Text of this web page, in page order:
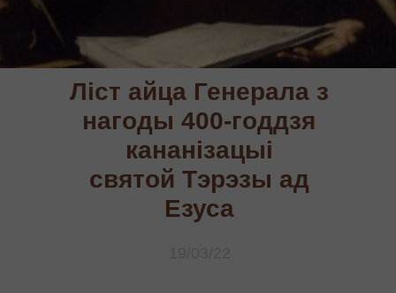
Ліст айца Генерала з
нагоды 400-годдзя
кананізацыі
святой Тэрэзы ад
Езуса